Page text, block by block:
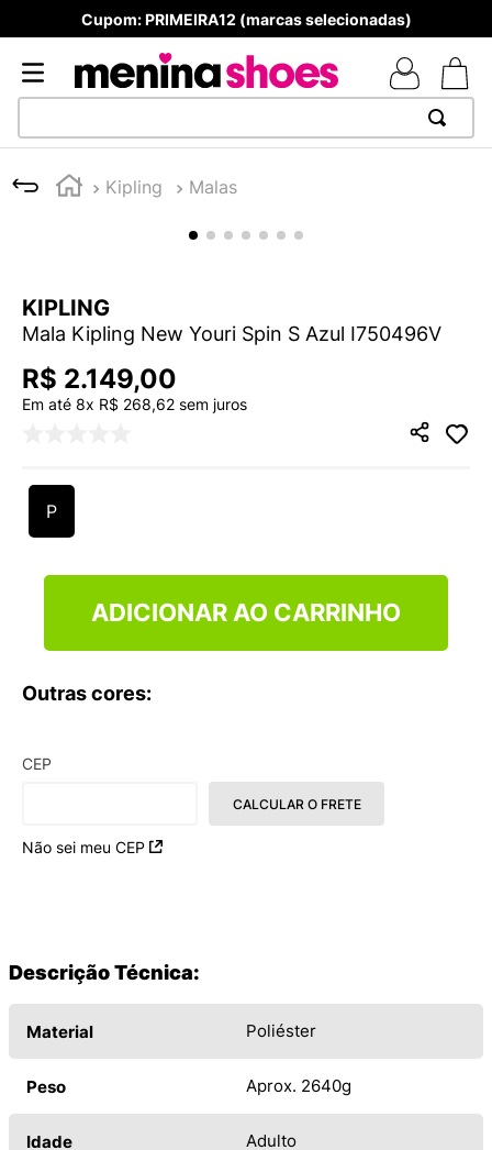
Cupom: PRIMEIRA12 (marcas selecionadas)
Kipling Malas
KIPLING
Mala Kipling New Youri Spin S Azul I750496V
R$ 2.149,00
Em até 8x R$ 268,62 sem juros
P
ADICIONAR AO CARRINHO
Outras cores:
CEP
Não sei meu CEP
CALCULAR O FRETE
Descrição Técnica:
Material Poliéster
Peso Aprox. 2640g
Idade Adulto
1
TÊNIS NEWS BALANCE 530
º
MELISSAS MINI BABY
5
ADIDAS
6º
SAMBA
º
10º NEW BALANCE 204L